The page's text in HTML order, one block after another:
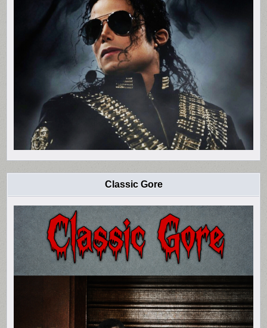
Classic Gore